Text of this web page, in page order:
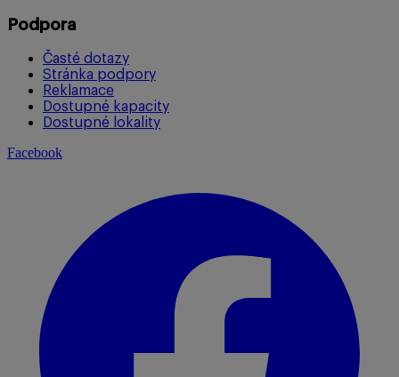
Podpora
Časté dotazy
Stránka podpory
Reklamace
Dostupné kapacity
Dostupné lokality
Facebook